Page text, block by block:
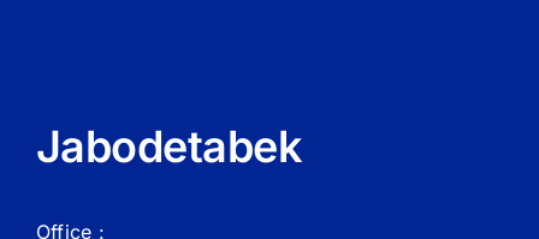
Jabodetabek
Office :